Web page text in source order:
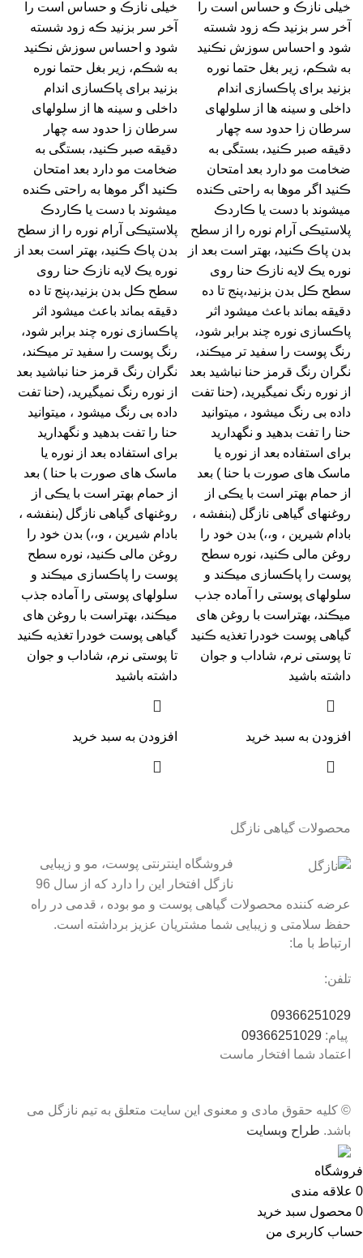
خیلی نازڪ و حساس است را
آخر سر بزنید ڪه زود شسته
شود و احساس سوزش نڪنید
به شڪم، زیر بغل حتما نوره
بزنید برای پاڪسازی اندام
داخلی و سینه ها از سلولهای
سرطان زا حدود سه چهار
دقیقه صبر ڪنید، بستگی به
ضخامت مو دارد بعد امتحان
ڪنید اگر موها به راحتی ڪنده
میشوند با دست یا ڪاردڪ
پلاستیڪی آرام نوره را از سطح
بدن پاڪ ڪنید، بهتر است بعد از
نوره یڪ لایه نازڪ حنا روی
سطح ڪل بدن بزنید،پنج تا ده
دقیقه بماند باعث میشود اثر
پاڪسازی نوره چند برابر شود،
رنگ پوست را سفید تر میڪند،
نگران رنگ قرمز حنا نباشید بعد
از نوره رنگ نمیگیرید، (حنا تفت
داده بی رنگ میشود ، میتوانید
حنا را تفت بدهید و نگهدارید
برای استفاده بعد از نوره یا
ماسک های صورت با حنا ) بعد
از حمام بهتر است با یڪی از
روغنهای گیاهی نازگل (بنفشه ،
بادام شیرین ، و،،) بدن خود را
روغن مالی ڪنید، نوره سطح
پوست را پاڪسازی میڪند و
سلولهای پوستی را آماده جذب
میڪند، بهتراست با روغن های
گیاهی پوست خودرا تغذیه ڪنید
تا پوستی نرم، شاداب و جوان
داشته باشید
افزودن به سبد خرید
خیلی نازڪ و حساس است را
آخر سر بزنید ڪه زود شسته
شود و احساس سوزش نڪنید
به شڪم، زیر بغل حتما نوره
بزنید برای پاڪسازی اندام
داخلی و سینه ها از سلولهای
سرطان زا حدود سه چهار
دقیقه صبر ڪنید، بستگی به
ضخامت مو دارد بعد امتحان
ڪنید اگر موها به راحتی ڪنده
میشوند با دست یا ڪاردڪ
پلاستیڪی آرام نوره را از سطح
بدن پاڪ ڪنید، بهتر است بعد از
نوره یڪ لایه نازڪ حنا روی
سطح ڪل بدن بزنید،پنج تا ده
دقیقه بماند باعث میشود اثر
پاڪسازی نوره چند برابر شود،
رنگ پوست را سفید تر میڪند،
نگران رنگ قرمز حنا نباشید بعد
از نوره رنگ نمیگیرید، (حنا تفت
داده بی رنگ میشود ، میتوانید
حنا را تفت بدهید و نگهدارید
برای استفاده بعد از نوره یا
ماسک های صورت با حنا ) بعد
از حمام بهتر است با یڪی از
روغنهای گیاهی نازگل (بنفشه ،
بادام شیرین ، و،،) بدن خود را
روغن مالی ڪنید، نوره سطح
پوست را پاڪسازی میڪند و
سلولهای پوستی را آماده جذب
میڪند، بهتراست با روغن های
گیاهی پوست خودرا تغذیه ڪنید
تا پوستی نرم، شاداب و جوان
داشته باشید
افزودن به سبد خرید
محصولات گیاهی نازگل
فروشگاه اینترنتی پوست، مو و زیبایی
نازگل افتخار این را دارد که از سال 96
عرضه کننده محصولات گیاهی پوست و مو بوده ، قدمی در راه
حفظ سلامتی و زیبایی شما مشتریان عزیز برداشته است.
ارتباط با ما:
تلفن:
09366251029
پیام: 09366251029
اعتماد شما افتخار ماست
© کلیه حقوق مادی و معنوی این سایت متعلق به تیم نازگل می
باشد. طراح وبسایت
فروشگاه
0 علاقه مندی
0 محصول سبد خرید
حساب کاربری من